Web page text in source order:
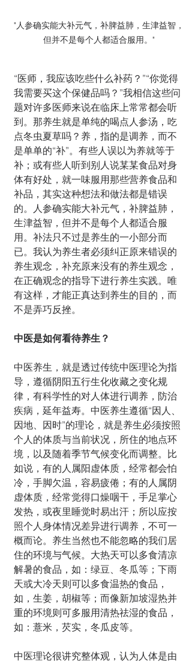
"人参确实能大补元气，补脾益肺，生津益智，
但并不是每个人都适合服用。"
“医师，我应该吃些什么补药？”“你觉得
我需要买这个保健品吗？”我相信这些问
题对许多医师来说在临床上常常都会听
到。那养生就是单纯的喝点人参汤，吃
点冬虫夏草吗？养，指的是调养，而不
是单单的“补”。有些人误以为养就等于
补；或有些人听到别人说某某食品对身
体有好处，就一味服用那些营养食品和
补品，其实这种想法和做法都是错误
的。人参确实能大补元气，补脾益肺，
生津益智，但并不是每个人都适合服
用。补法只不过是养生的一小部分而
已。我认为养生者必须纠正原来错误的
养生观念，补充原来没有的养生观念，
在正确观念的指导下进行养生实践。唯
有这样，才能正真达到养生的目的，而
不是弄巧反挫。
中医是如何看待养生？
中医养生，就是透过传统中医理论为指
导，遵循阴阳五行生化收藏之变化规
律，有科学性的对人体进行调养，防治
疾病，延年益寿。中医养生遵循“因人、
因地、因时”的理论，就是养生必须按照
个人的体质与当前状况，所住的地点环
境，以及随着季节气候变化而调整。比
如说，有的人属阳虚体质，经常都会怕
冷，手脚欠温，容易疲倦；有的人属阴
虚体质，经常觉得口燥咽干，手足掌心
发热，或夜里睡觉时易出汗；所以应按
照个人身体情况差异进行调养，不可一
概而论。养生当然也不能忽略的我们居
住的环境与气候。大热天可以多食清凉
解暑的食品，如：绿豆、冬瓜等；下雨
天或大冷天则可以多食温热的食品，
如，生姜，胡椒等；而像新加坡湿热并
重的环境则可多服用清热祛湿的食品，
如：薏米，芡实，冬瓜皮等。
中医理论很讲究整体观，认为人体是由